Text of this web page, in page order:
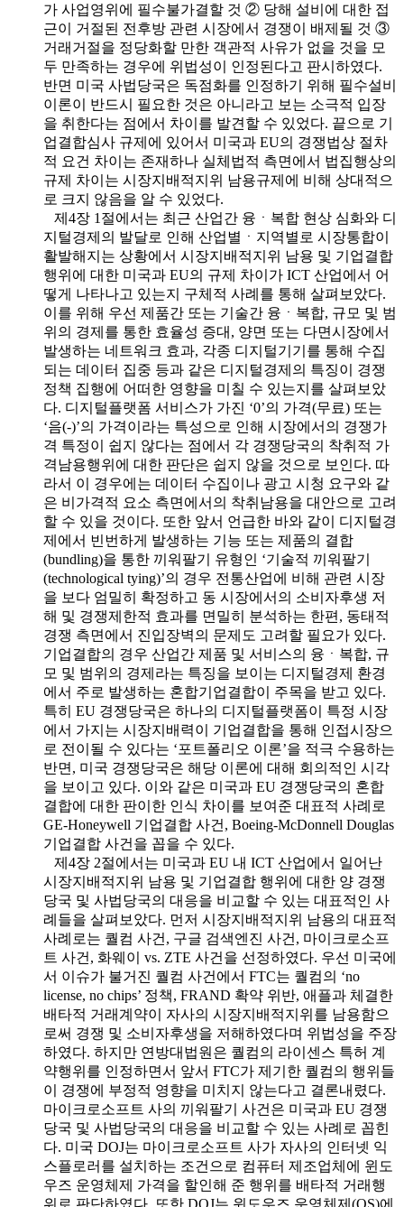
가 사업영위에 필수불가결할 것 ② 당해 설비에 대한 접
근이 거절된 전후방 관련 시장에서 경쟁이 배제될 것 ③
거래거절을 정당화할 만한 객관적 사유가 없을 것을 모
두 만족하는 경우에 위법성이 인정된다고 판시하였다.
반면 미국 사법당국은 독점화를 인정하기 위해 필수설비
이론이 반드시 필요한 것은 아니라고 보는 소극적 입장
을 취한다는 점에서 차이를 발견할 수 있었다. 끝으로 기
업결합심사 규제에 있어서 미국과 EU의 경쟁법상 절차
적 요건 차이는 존재하나 실체법적 측면에서 법집행상의
규제 차이는 시장지배적지위 남용규제에 비해 상대적으
로 크지 않음을 알 수 있었다.
제4장 1절에서는 최근 산업간 융ㆍ복합 현상 심화와 디
지털경제의 발달로 인해 산업별ㆍ지역별로 시장통합이
활발해지는 상황에서 시장지배적지위 남용 및 기업결합
행위에 대한 미국과 EU의 규제 차이가 ICT 산업에서 어
떻게 나타나고 있는지 구체적 사례를 통해 살펴보았다.
이를 위해 우선 제품간 또는 기술간 융ㆍ복합, 규모 및 범
위의 경제를 통한 효율성 증대, 양면 또는 다면시장에서
발생하는 네트워크 효과, 각종 디지털기기를 통해 수집
되는 데이터 집중 등과 같은 디지털경제의 특징이 경쟁
정책 집행에 어떠한 영향을 미칠 수 있는지를 살펴보았
다. 디지털플랫폼 서비스가 가진 ‘0’의 가격(무료) 또는
‘음(-)’의 가격이라는 특성으로 인해 시장에서의 경쟁가
격 특정이 쉽지 않다는 점에서 각 경쟁당국의 착취적 가
격남용행위에 대한 판단은 쉽지 않을 것으로 보인다. 따
라서 이 경우에는 데이터 수집이나 광고 시청 요구와 같
은 비가격적 요소 측면에서의 착취남용을 대안으로 고려
할 수 있을 것이다. 또한 앞서 언급한 바와 같이 디지털경
제에서 빈번하게 발생하는 기능 또는 제품의 결합
(bundling)을 통한 끼워팔기 유형인 ‘기술적 끼워팔기
(technological tying)’의 경우 전통산업에 비해 관련 시장
을 보다 엄밀히 확정하고 동 시장에서의 소비자후생 저
해 및 경쟁제한적 효과를 면밀히 분석하는 한편, 동태적
경쟁 측면에서 진입장벽의 문제도 고려할 필요가 있다.
기업결합의 경우 산업간 제품 및 서비스의 융ㆍ복합, 규
모 및 범위의 경제라는 특징을 보이는 디지털경제 환경
에서 주로 발생하는 혼합기업결합이 주목을 받고 있다.
특히 EU 경쟁당국은 하나의 디지털플랫폼이 특정 시장
에서 가지는 시장지배력이 기업결합을 통해 인접시장으
로 전이될 수 있다는 ‘포트폴리오 이론’을 적극 수용하는
반면, 미국 경쟁당국은 해당 이론에 대해 회의적인 시각
을 보이고 있다. 이와 같은 미국과 EU 경쟁당국의 혼합
결합에 대한 판이한 인식 차이를 보여준 대표적 사례로
GE-Honeywell 기업결합 사건, Boeing-McDonnell Douglas
기업결합 사건을 꼽을 수 있다.
제4장 2절에서는 미국과 EU 내 ICT 산업에서 일어난
시장지배적지위 남용 및 기업결합 행위에 대한 양 경쟁
당국 및 사법당국의 대응을 비교할 수 있는 대표적인 사
례들을 살펴보았다. 먼저 시장지배적지위 남용의 대표적
사례로는 퀄컴 사건, 구글 검색엔진 사건, 마이크로소프
트 사건, 화웨이 vs. ZTE 사건을 선정하였다. 우선 미국에
서 이슈가 불거진 퀄컴 사건에서 FTC는 퀄컴의 ‘no
license, no chips’ 정책, FRAND 확약 위반, 애플과 체결한
배타적 거래계약이 자사의 시장지배적지위를 남용함으
로써 경쟁 및 소비자후생을 저해하였다며 위법성을 주장
하였다. 하지만 연방대법원은 퀄컴의 라이센스 특허 계
약행위를 인정하면서 앞서 FTC가 제기한 퀄컴의 행위들
이 경쟁에 부정적 영향을 미치지 않는다고 결론내렸다.
마이크로소프트 사의 끼워팔기 사건은 미국과 EU 경쟁
당국 및 사법당국의 대응을 비교할 수 있는 사례로 꼽힌
다. 미국 DOJ는 마이크로소프트 사가 자사의 인터넷 익
스플로러를 설치하는 조건으로 컴퓨터 제조업체에 윈도
우즈 운영체제 가격을 할인해 준 행위를 배타적 거래행
위로 판단하였다. 또한 DOJ는 윈도우즈 운영체제(OS)에